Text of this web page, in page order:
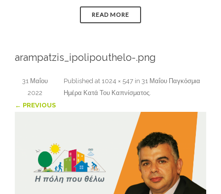
READ MORE
arampatzis_ipolipouthelo-.png
Published
31 Μαΐου
2022
at 1024 × 547 in 31 Μαΐου Παγκόσμια
Ημέρα Κατά Του Καπνίσματος.
← PREVIOUS